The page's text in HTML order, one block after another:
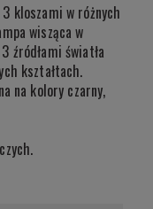
kloszami w różnych
wisząca w
źródłami światła
kształtach.
na kolory czarny,